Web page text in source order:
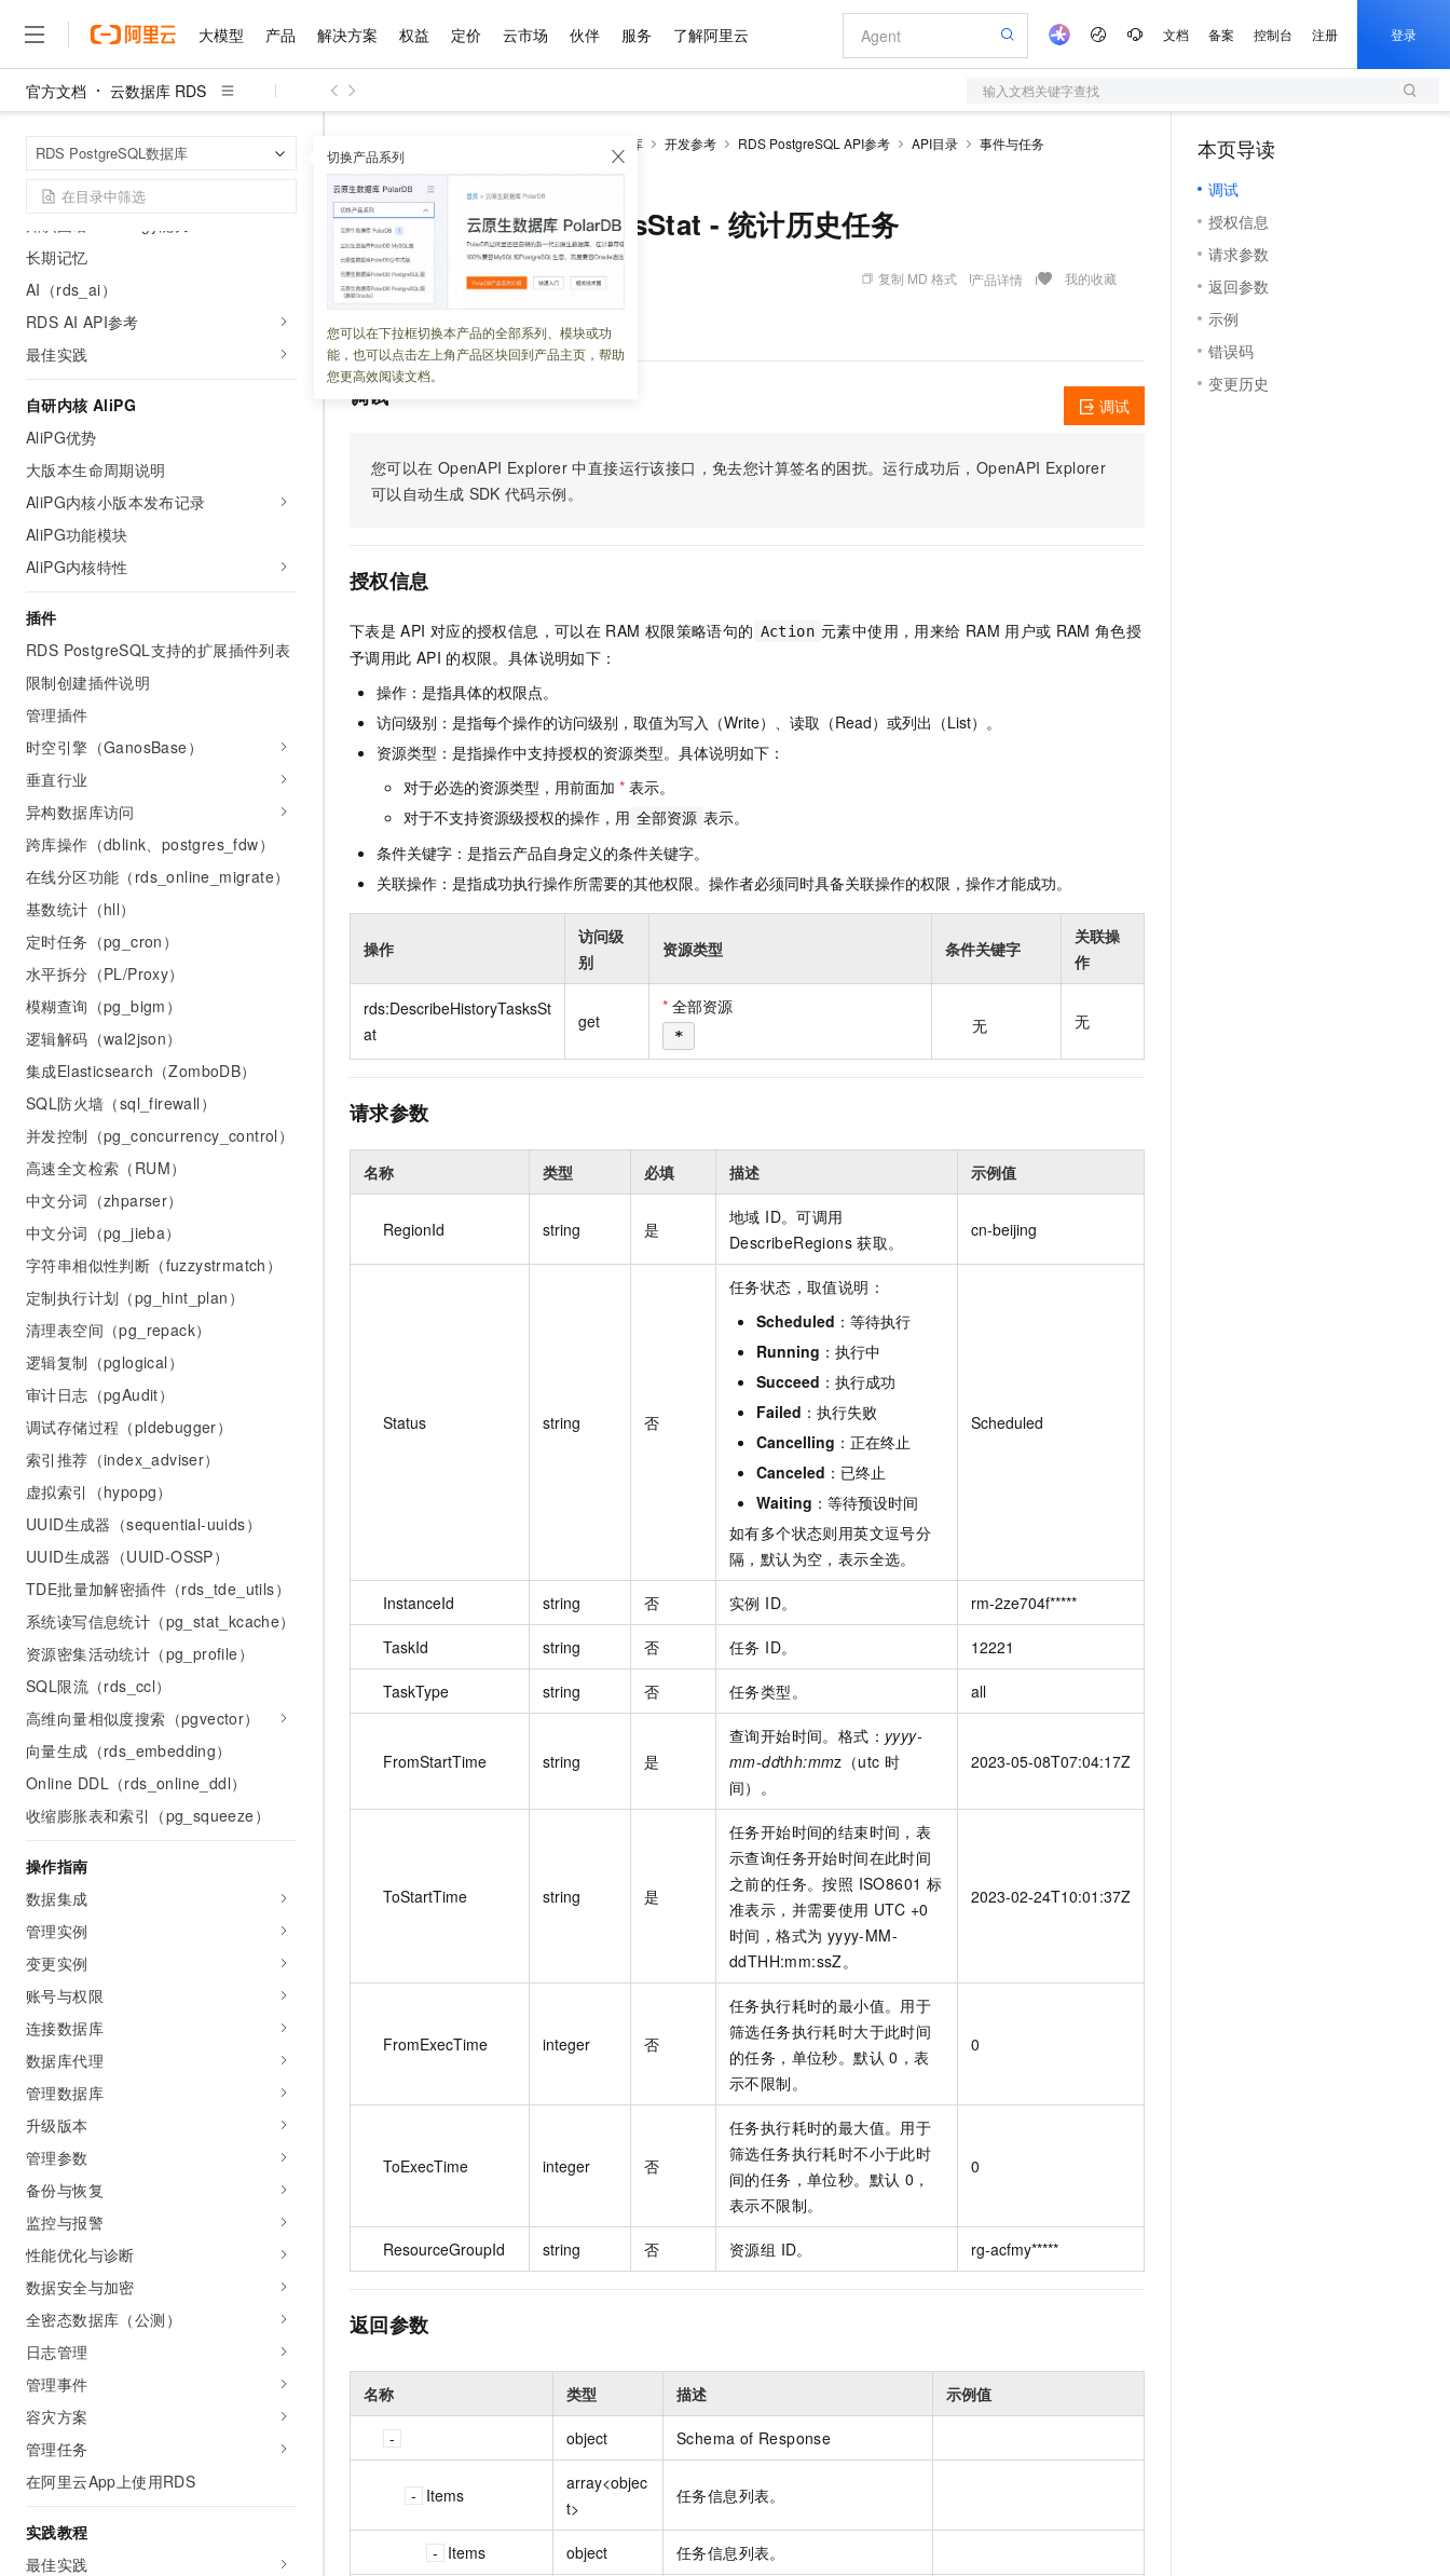
大模型 产品 解决方案 权益 定价 云市场 伙伴 服务 了解阿里云 文档 备案 控制台 注册 登录
官方文档 云数据库 RDS 输入文档关键字查找
RDS PostgreSQL数据库 切换产品系列
您可以在下拉框切换本产品的全部系列、模块或功
能，也可以点击左上角产品区块回到产品主页，帮助
您更高效阅读文档。
添加DuckDB只读实例
DuckDB性能测试
RDS for AI
Supabase
长期记忆
AI（rds_ai）
RDS AI API参考
最佳实践
自研内核 AliPG
AliPG优势
大版本生命周期说明
AliPG内核小版本发布记录
AliPG功能模块
AliPG内核特性
插件
RDS PostgreSQL支持的扩展插件列表
限制创建插件说明
管理插件
时空引擎（GanosBase）
垂直行业
异构数据库访问
跨库操作（dblink、postgres_fdw）
在线分区功能（rds_online_migrate）
基数统计（hll）
定时任务（pg_cron）
水平拆分（PL/Proxy）
模糊查询（pg_bigm）
逻辑解码（wal2json）
集成Elasticsearch（ZomboDB）
SQL防火墙（sql_firewall）
并发控制（pg_concurrency_control）
高速全文检索（RUM）
中文分词（zhparser）
中文分词（pg_jieba）
字符串相似性判断（fuzzystrmatch）
定制执行计划（pg_hint_plan）
清理表空间（pg_repack）
逻辑复制（pglogical）
审计日志（pgAudit）
调试存储过程（pldebugger）
索引推荐（index_adviser）
虚拟索引（hypopg）
UUID生成器（sequential-uuids）
UUID生成器（UUID-OSSP）
TDE批量加解密插件（rds_tde_utils）
系统读写信息统计（pg_stat_kcache）
资源密集活动统计（pg_profile）
SQL限流（rds_ccl）
高维向量相似度搜索（pgvector）
向量生成（rds_embedding）
Online DDL（rds_online_ddl）
收缩膨胀表和索引（pg_squeeze）
操作指南
数据集成
管理实例
变更实例
账号与权限
连接数据库
数据库代理
管理数据库
升级版本
管理参数
备份与恢复
监控与报警
性能优化与诊断
数据安全与加密
全密态数据库（公测）
日志管理
管理事件
容灾方案
管理任务
在阿里云App上使用RDS
实践教程
最佳实践
RDS PostgreSQL数据库 开发参考 RDS PostgreSQL API参考 API目录
事件与任务
DescribeHistoryTasksStat - 统计历史任务
DescribeHistoryTasksStat - 统计历史任务
更新时间：2026-04-15 17:49:26 复制 MD 格式 产品详情 我的收藏
统计任务中心的任务。
调试
您可以在 OpenAPI Explorer 中直接运行该接口，免去您计算签名的困扰。运行成功后，OpenAPI Explorer
可以自动生成 SDK 代码示例。
调试
授权信息
下表是 API 对应的授权信息，可以在 RAM 权限策略语句的 Action 元素中使用，用来给 RAM 用户或 RAM 角色授
予调用此 API 的权限。具体说明如下：
操作：是指具体的权限点。
访问级别：是指每个操作的访问级别，取值为写入（Write）、读取（Read）或列出（List）。
资源类型：是指操作中支持授权的资源类型。具体说明如下：
对于必选的资源类型，用前面加 * 表示。
对于不支持资源级授权的操作，用 全部资源 表示。
条件关键字：是指云产品自身定义的条件关键字。
关联操作：是指成功执行操作所需要的其他权限。操作者必须同时具备关联操作的权限，操作才能成功。
操作
访问级
别
资源类型 条件关键字
关联操
作
rds:DescribeHistoryTasksSt
at
get
* 全部资源
* 无 无
请求参数
名称 类型 必填 描述 示例值
RegionId string 是
地域 ID。可调用
DescribeRegions 获取。
cn-beijing
Status string 否
任务状态，取值说明：
Scheduled ：等待执行
Running ：执行中
Succeed ：执行成功
Failed ：执行失败
Cancelling ：正在终止
Canceled ：已终止
Waiting ：等待预设时间
如有多个状态则用英文逗号分
隔，默认为空，表示全选。
Scheduled
InstanceId string 否 实例 ID。 rm-2ze704f*****
TaskId string 否 任务 ID。 12221
TaskType string 否 任务类型。 all
FromStartTime string 是
查询开始时间。格式： yyyy-
mm-ddthh:mmz（utc 时
间）。
2023-05-08T07:04:17Z
ToStartTime string 是
任务开始时间的结束时间，表
示查询任务开始时间在此时间
之前的任务。按照 ISO8601 标
准表示，并需要使用 UTC +0
时间，格式为 yyyy-MM-
ddTHH:mm:ssZ。
2023-02-24T10:01:37Z
FromExecTime integer 否
任务执行耗时的最小值。用于
筛选任务执行耗时大于此时间
的任务，单位秒。默认 0，表
示不限制。
0
ToExecTime integer 否
任务执行耗时的最大值。用于
筛选任务执行耗时不小于此时
间的任务，单位秒。默认 0，
表示不限制。
0
ResourceGroupId string 否 资源组 ID。 rg-acfmy*****
返回参数
名称 类型 描述 示例值
object Schema of Response
Items
array<objec
t>
任务信息列表。
Items object 任务信息列表。
本页导读
调试
授权信息
请求参数
返回参数
示例
错误码
变更历史
大模型
大模型服务平台百炼
大模型
文本生成
Qwen3.8-Max HOT
智能体时代全能旗舰模型
Qwen3.7-Plus
Qwen3-VL-Plus
视觉 Coding、空间感知、多模态思考等全面升级
Kimi 最新旗舰模型，长程编程与推理利器
GLM-5.2
图片和视频生成
Wan2.7-T2V
语音识别与合成
Qwen3-TTS-Flash
大模型服务
千问AI平台-Token Plan NEW
千问AI平台-模型体验
在线体验全尺寸、多种模态的模型效果
Happy 系列大模型
新一代 AI 视频生成模型，深度适配广告营销等场景
大模型服务平台百炼-应用模版
灵活可视化地构建企业级 Agent
人工智能平台 PAI
Qoder HOT
大模型解决方案
快速部署 Dify，高效搭建 AI 应用 10分钟微调：让0.6B模型媲美235B模型 多模态数据信息提取
从文本、图片、视频中提取结构化的属性信息
产品
人工智能与机器学习
计算
存储
网络与CDN
安全
大数据计算
媒体服务
企业服务与云通信
域名与网站
终端用户计算
Serverless
开发工具
迁移与运维管理
精选产品
大模型服务平台百炼
大模型服务与应用平台
千问大模型
多元化、高性能、安全可靠的大模型服务
无影云电脑
随时随地安全接入的云上超级电脑
云解析DNS
面向分析的企业级SaaS模式云数据仓库
域名与网站
对象存储 OSS
一站式AI开发、训练和推理服务
Qoder CN
提供一站式管理容器应用的 K8s 服务
云数据库 RDS
100%兼容MySQL、PostgreSQL，兼容Oracle，支持集中和分布式
云原生的云上边界网络安全防护产品
轻量应用服务器
数字证书管理服务（原SSL证书）
实现全站HTTPS，呈现可信的WEB访问
短信服务
大数据开发治理平台 DataWorks
解决方案
AI
互联网应用开发
现代化应用
安全
网络
可观测
企业出海
政企业务
精选解决方案
睿译宝，AI翻译排版一步到位
上传文档即自动完成翻译和格式还原
GLM-5.2：长任务时代开源旗舰模型
真正可用的 1M 上下文,一次完成代码全链路开发
Hermes Agent，打造自进化智能体
自主进化，持久记忆，越用越聪明
快速拥有专属 OpenClaw
即刻拥有 DeepSeek-V4-Pro
轻松解锁专属 DeepSeek-V4-Pro
Claude Code + GStack 打造工程团队
一键部署幻兽帕鲁游戏服务器
以可视化方式快速构建移动和 PC 门户网站
Agency Agents：拥有专属领域专家
HappyHorse 打造一站式影视创作平台
漫剧工坊：一站式动画创作平台
快速生产连贯的高质量长漫剧
10 分钟搭建微信、支付宝小程序
高效部署网站，快速应用到小程序
权益 普惠上云
普惠上云 官方力荐
云服务器38元/年起，超值低价云产品抢先购
官方推荐返现计划
推荐新用户得奖励，单订单最高返9万
云工开物
高校专属算力普惠，学生认证享300元代金券
免费试用
最高领取价值200元试用点，立即开启云上创新
AI 产品 免费试用
140+云产品 免费试用
产品新客免费试用，最长12个月
大模型ACA认证体验
助力企业全员 AI 认知与能力提升
AI 特惠
智启 AI 普惠权益
阿里云 OPC 创新助力计划
至高百万元 Token 补贴，加速一人公司成长
Qwen3.8-Max 首发尝鲜，限时加量 10 倍，夜间低至2折
千问办公，限时限量积分加倍
送.CN域名，送备案服务码
AI 场景体验
AI 电商营销
0 代码专业建站，无忧落地极速上线
AI助力短剧漫剧创作，剧本、分镜、视频高效生成
AI 活动
AI 生产力先锋
先锋实践拓展 AI 生产力的边界
飞天发布时刻
所见，即是所愿
AI 实训营
从基础到进阶，Agent 创客手把手教你
创新加速
定价 产品定价
了解云产品的定价详情
云上成本管理
管理和优化成本
价格计算器
自助选配和估算价格
价格优势
推动算力普惠，释放技术红利
配置报价器
阿里云 OPC 创新助力计划
Token 补贴，五大权
益加速 OPC 成功
云市场 精选商城
网站建设
多端小程序
Salesforce 国际版订阅
友盟天域
观测云
Tuya 物联网平台阿里云版
蓝凌 OA
行业生态解决方案
开发者生态解决方案
数据与 API
数据集
身份实名认证
短信
OCR 文字识别
发票查验
OA 办公系统
财税管理
基础软件
宝塔 Linux
CentOS
Docker
Ubuntu
专业服务
公司注册
上云迁移
代维服务
伙伴 成为销售伙伴
分销伙伴
咨询伙伴
销售伙伴合作计划
Salesforce On Alibaba Cloud
Consulting Partner 合作计划
AI 大模型销售与服务生态合作计划
成为产品伙伴
产品生态集成认证中心
产品生态伙伴工作台
产品伙伴合作计划
云存储合作计划
数据库合作计划
服务伙伴合作计划
Al MaaS 服务伙伴赋能合作
伙伴信用分合作计划
更多支持
合作伙伴培训与认证
查询合作伙伴
登录合作伙伴管理后台
服务 售前咨询
在线服务
售后服务
自助服务
工单服务
短信专区
企业增值服务
企业支持计划
企业增值服务台
服务实践
阿里云认证
全部认证
训练营
开发者社区
镜像站
我要反馈
我要建议
了解阿里云 为什么选择阿里云
什么是云计算
技术领先
稳定可靠
安全合规
分析师报告
研究报告与白皮书
AI 算法大赛
云开发大赛
最佳实践
云上春晚
云栖战略参考
云上的中国
金融模力时刻
市场活动
云栖大会
活动全景
加入我们
校园招聘